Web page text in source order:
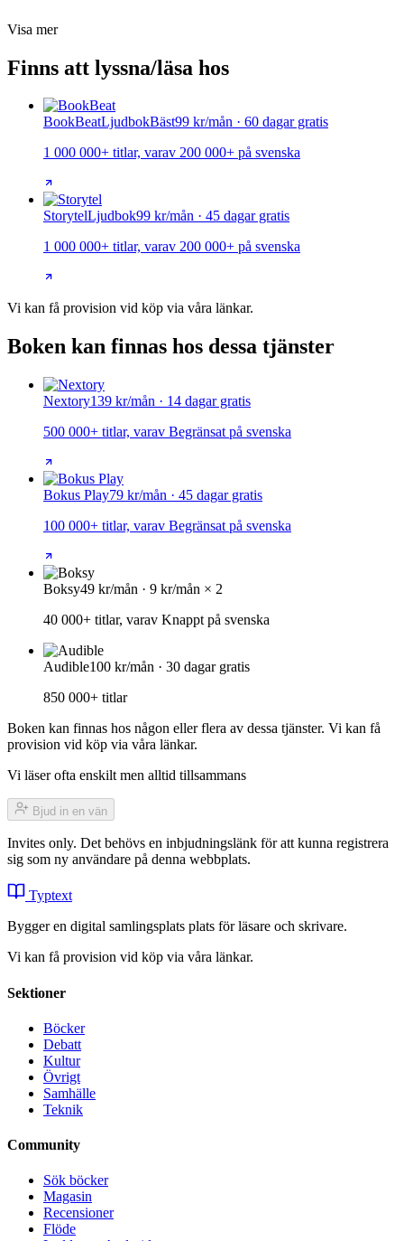
Visa mer
Finns att lyssna/läsa hos
BookBeatLjudbokBäst99 kr/mån · 60 dagar gratis
1 000 000+ titlar, varav 200 000+ på svenska
StorytelLjudbok99 kr/mån · 45 dagar gratis
1 000 000+ titlar, varav 200 000+ på svenska
Vi kan få provision vid köp via våra länkar.
Boken kan finnas hos dessa tjänster
Nextory139 kr/mån · 14 dagar gratis
500 000+ titlar, varav Begränsat på svenska
Bokus Play79 kr/mån · 45 dagar gratis
100 000+ titlar, varav Begränsat på svenska
Boksy49 kr/mån · 9 kr/mån × 2
40 000+ titlar, varav Knappt på svenska
Audible100 kr/mån · 30 dagar gratis
850 000+ titlar
Boken kan finnas hos någon eller flera av dessa tjänster. Vi kan få
provision vid köp via våra länkar.
Vi läser ofta enskilt men alltid tillsammans
Bjud in en vän
Invites only. Det behövs en inbjudningslänk för att kunna registrera
sig som ny användare på denna webbplats.
Typtext
Bygger en digital samlingsplats plats för läsare och skrivare.
Vi kan få provision vid köp via våra länkar.
Sektioner
Böcker
Debatt
Kultur
Övrigt
Samhälle
Teknik
Community
Sök böcker
Magasin
Recensioner
Flöde